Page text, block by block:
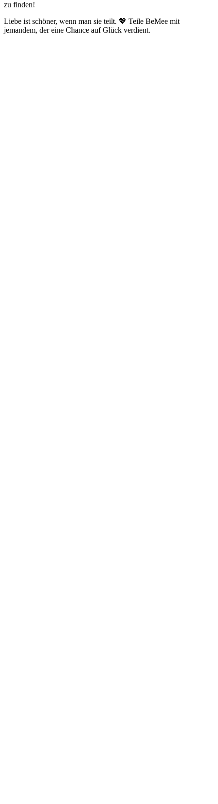
zu finden!
Liebe ist schöner, wenn man sie teilt. 💖 Teile BeMee mit
jemandem, der eine Chance auf Glück verdient.